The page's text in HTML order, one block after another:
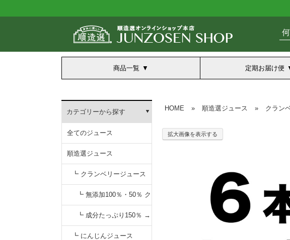
商品一覧 定期お届け便
カテゴリーから探す
全てのジュース
順造選ジュース
┗ クランベリージュース
┗ 無添加100％・50％ ク
ランベリージュース
┗ 成分たっぷり150％ →
無添加【すっきりキナ
┗ にんじんジュース
HOME » 順造選ジュース » クラン
拡大画像を表示する